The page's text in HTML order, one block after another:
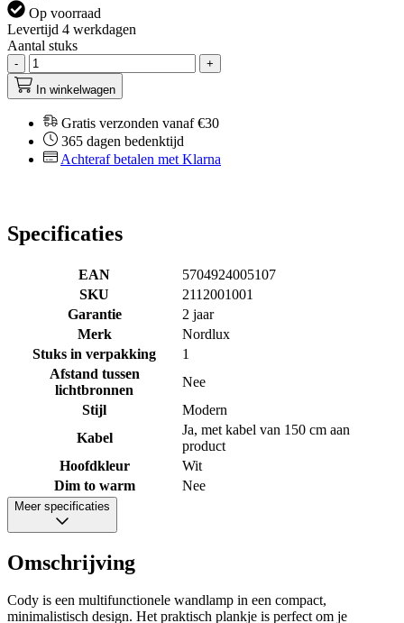
Op voorraad
Levertijd 4 werkdagen
Aantal stuks
-
+
In winkelwagen
Gratis verzonden vanaf €30
365 dagen bedenktijd
Achteraf betalen met Klarna
Specificaties
EAN
5704924005107
SKU
2112001001
Garantie
2 jaar
Merk
Nordlux
Stuks in verpakking
1
Afstand tussen
lichtbronnen
Nee
Stijl
Modern
Kabel
Ja, met kabel van 150 cm aan
product
Hoofdkleur
Wit
Dim to warm
Nee
Meer specificaties
Omschrijving
Cody is een multifunctionele wandlamp in een compact,
minimalistisch design. Het praktisch plankje is perfect om je